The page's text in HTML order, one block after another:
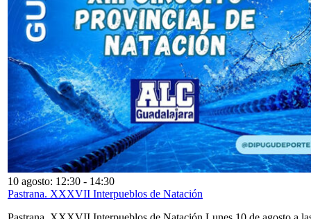
10 agosto: 12:30 - 14:30
Pastrana. XXXVII Interpueblos de Natación